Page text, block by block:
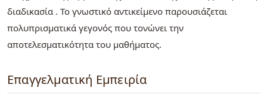
διαδικασία . Το γνωστικό αντικείμενο παρουσιάζεται
πολυπρισματικά γεγονός που τονώνει την
αποτελεσματικότητα του μαθήματος.
Επαγγελματική Εμπειρία